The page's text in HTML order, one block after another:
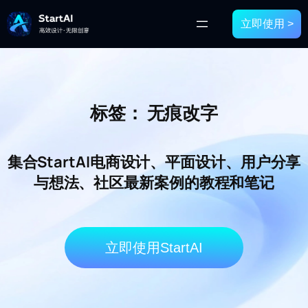
立即使用 >
标签： 无痕改字
集合StartAI电商设计、平面设计、用户分享
与想法、社区最新案例的教程和笔记
立即使用StartAI